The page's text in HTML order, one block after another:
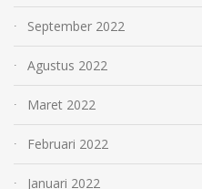
September 2022
Agustus 2022
Maret 2022
Februari 2022
Januari 2022